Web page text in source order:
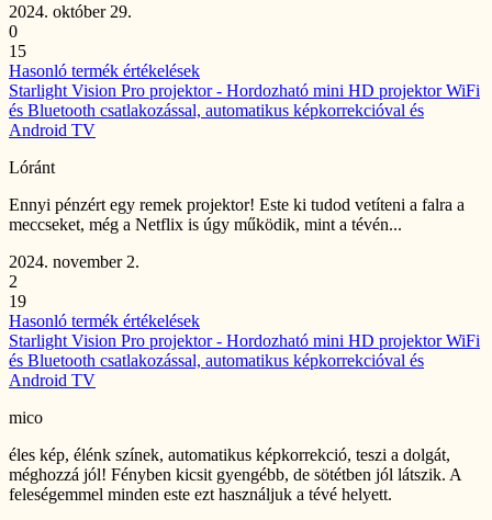
2024. október 29.
0
15
Hasonló termék értékelések
Starlight Vision Pro projektor - Hordozható mini HD projektor WiFi
és Bluetooth csatlakozással, automatikus képkorrekcióval és
Android TV
Lóránt
Ennyi pénzért egy remek projektor! Este ki tudod vetíteni a falra a
meccseket, még a Netflix is ​​úgy működik, mint a tévén...
2024. november 2.
2
19
Hasonló termék értékelések
Starlight Vision Pro projektor - Hordozható mini HD projektor WiFi
és Bluetooth csatlakozással, automatikus képkorrekcióval és
Android TV
mico
éles kép, élénk színek, automatikus képkorrekció, teszi a dolgát,
méghozzá jól! Fényben kicsit gyengébb, de sötétben jól látszik. A
feleségemmel minden este ezt használjuk a tévé helyett.